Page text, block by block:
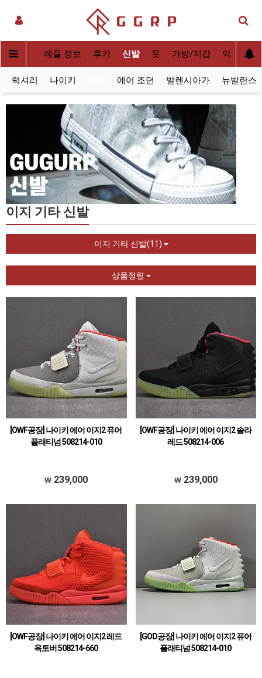
사[QC] 레플 정보 후기 신발 옷 가방/지갑 악세사리
럭셔리 나이키 에어 조던 발렌시아가 뉴발란스
이지 기타 신발
이지 기타 신발(11)
상품정렬
[OWF공장] 나이키 에어 이지2 퓨어
플래티넘 508214-010
239,000
[OWF공장] 나이키 에어 이지2 솔라
레드 508214-006
239,000
[OWF공장] 나이키 에어 이지2 레드
옥토버 508214-660
[GOD공장] 나이키 에어 이지2 퓨어
플래티넘 508214-010